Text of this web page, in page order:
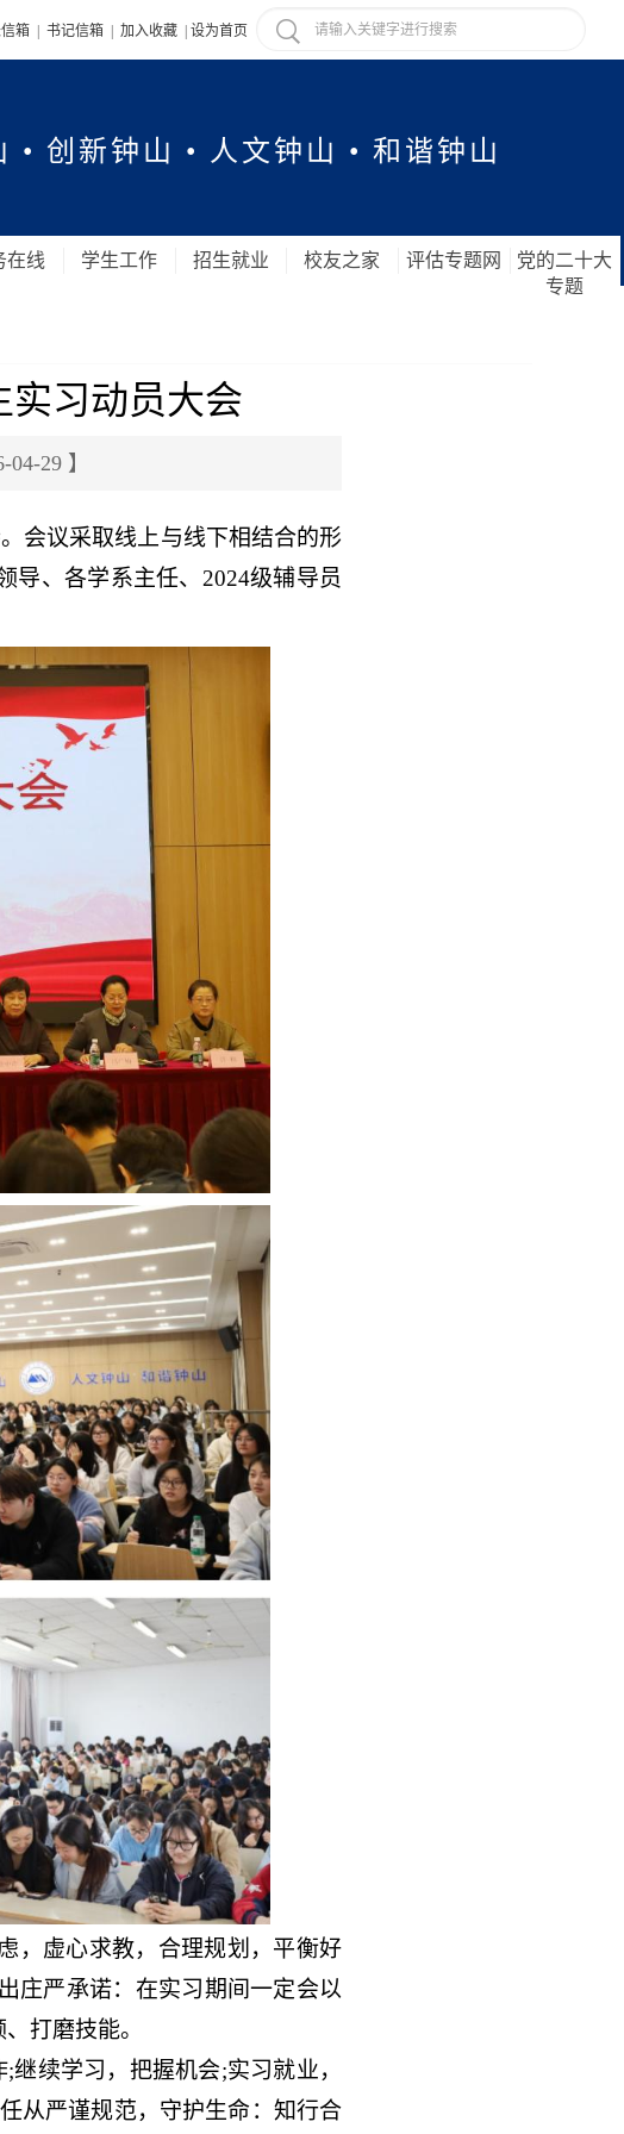
箱 书记信箱 加入收藏 设为首页
• 创新钟山 • 人文钟山 • 和谐钟山
在线 学生工作 招生就业 校友之家 评估专题网
党的二十大
专题
实习动员大会
29 】
会议采取线上与线下相结合的形
导、各学系主任、 2024级辅导员
，虚心求教，合理规划，平衡好
庄严承诺：在实习期间一定会以
打磨技能。
;继续学习，把握机会;实习就业，
从严谨规范，守护生命：知行合